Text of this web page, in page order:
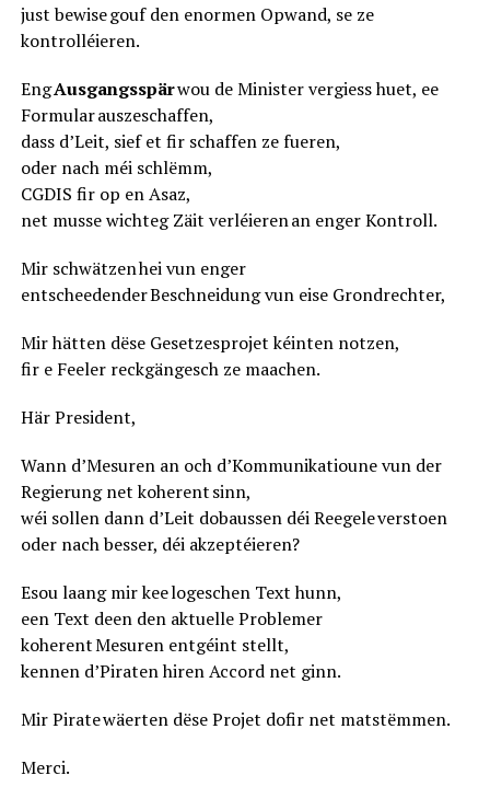
just bewise gouf den enormen Opwand, se ze
kontrolléieren.
EngAusgangsspärwou de Minister vergiess huet, ee
Formular auszeschaffen,
dass d’Leit, sief et fir schaffen ze fueren,
oder nach méi schlëmm,
CGDIS fir op en Asaz,
net musse wichteg Zäit verléieren an enger Kontroll.
Mir schwätzen hei vun enger
entscheedender Beschneidung vun eise Grondrechter,
Mir hätten dëse Gesetzesprojet kéinten notzen,
fir e Feeler reckgängesch ze maachen.
Här President,
Wann d’Mesuren an och d’Kommunikatioune vun der
Regierung net koherent sinn,
wéi sollen dann d’Leit dobaussen déi Reegele verstoen
oder nach besser, déi akzeptéieren?
Esou laang mir kee logeschen Text hunn,
een Text deen den aktuelle Problemer
koherent Mesuren entgéint stellt,
kennen d’Piraten hiren Accord net ginn.
Mir Pirate wäerten dëse Projet dofir net matstëmmen.
Merci.